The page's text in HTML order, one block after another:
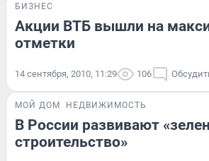
БИЗНЕС
Акции ВТБ вышли на
отметки
14 сентября, 2010, 11:29 106
МОЙ ДОМ НЕДВИЖИМОСТЬ
В России развивают
строительство»